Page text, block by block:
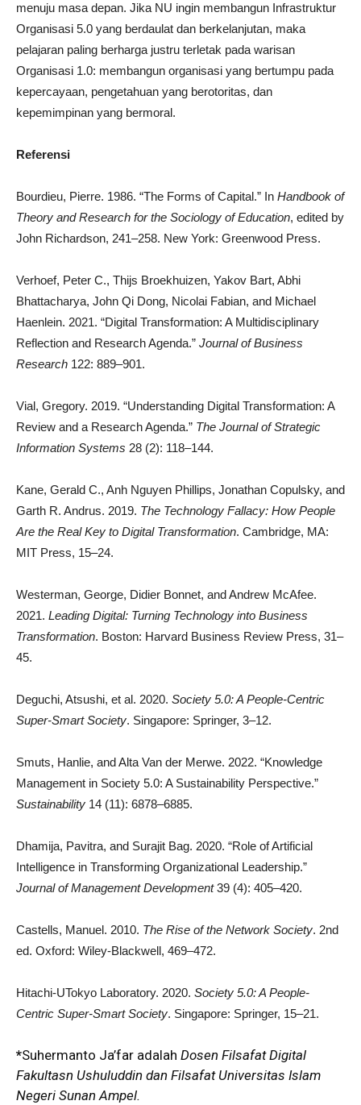
menuju masa depan. Jika NU ingin membangun Infrastruktur
Organisasi 5.0 yang berdaulat dan berkelanjutan, maka
pelajaran paling berharga justru terletak pada warisan
Organisasi 1.0: membangun organisasi yang bertumpu pada
kepercayaan, pengetahuan yang berotoritas, dan
kepemimpinan yang bermoral.
Referensi
Bourdieu, Pierre. 1986. “The Forms of Capital.” In Handbook of
Theory and Research for the Sociology of Education, edited by
John Richardson, 241–258. New York: Greenwood Press.
Verhoef, Peter C., Thijs Broekhuizen, Yakov Bart, Abhi
Bhattacharya, John Qi Dong, Nicolai Fabian, and Michael
Haenlein. 2021. “Digital Transformation: A Multidisciplinary
Reflection and Research Agenda.” Journal of Business
Research 122: 889–901.
Vial, Gregory. 2019. “Understanding Digital Transformation: A
Review and a Research Agenda.” The Journal of Strategic
Information Systems 28 (2): 118–144.
Kane, Gerald C., Anh Nguyen Phillips, Jonathan Copulsky, and
Garth R. Andrus. 2019. The Technology Fallacy: How People
Are the Real Key to Digital Transformation. Cambridge, MA:
MIT Press, 15–24.
Westerman, George, Didier Bonnet, and Andrew McAfee.
2021. Leading Digital: Turning Technology into Business
Transformation. Boston: Harvard Business Review Press, 31–
45.
Deguchi, Atsushi, et al. 2020. Society 5.0: A People-Centric
Super-Smart Society. Singapore: Springer, 3–12.
Smuts, Hanlie, and Alta Van der Merwe. 2022. “Knowledge
Management in Society 5.0: A Sustainability Perspective.”
Sustainability 14 (11): 6878–6885.
Dhamija, Pavitra, and Surajit Bag. 2020. “Role of Artificial
Intelligence in Transforming Organizational Leadership.”
Journal of Management Development39 (4): 405–420.
Castells, Manuel. 2010. The Rise of the Network Society. 2nd
ed. Oxford: Wiley-Blackwell, 469–472.
Hitachi-UTokyo Laboratory. 2020. Society 5.0: A People-
Centric Super-Smart Society. Singapore: Springer, 15–21.
*Suhermanto Ja’far adalah Dosen Filsafat Digital
Fakultasn Ushuluddin dan Filsafat Universitas Islam
Negeri Sunan Ampel.